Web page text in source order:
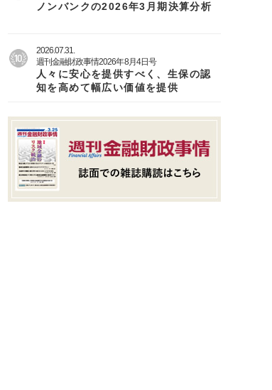
ノンバンクの2026年3月期決算分析
2026.07.31.
週刊金融財政事情2026年8月4日号
人々に安心を提供すべく、生保の認
知を高めて幅広い価値を提供